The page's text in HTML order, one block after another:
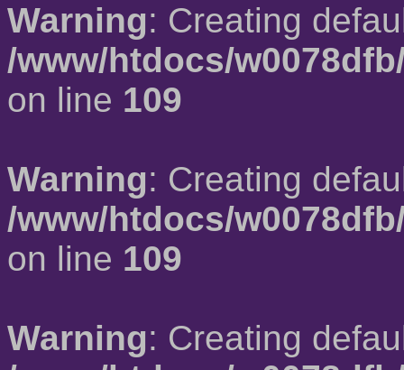
Warning: Creating
/www/htdocs/
on line 109
Warning: Creating
/www/htdocs/
on line 109
Warning: Creating